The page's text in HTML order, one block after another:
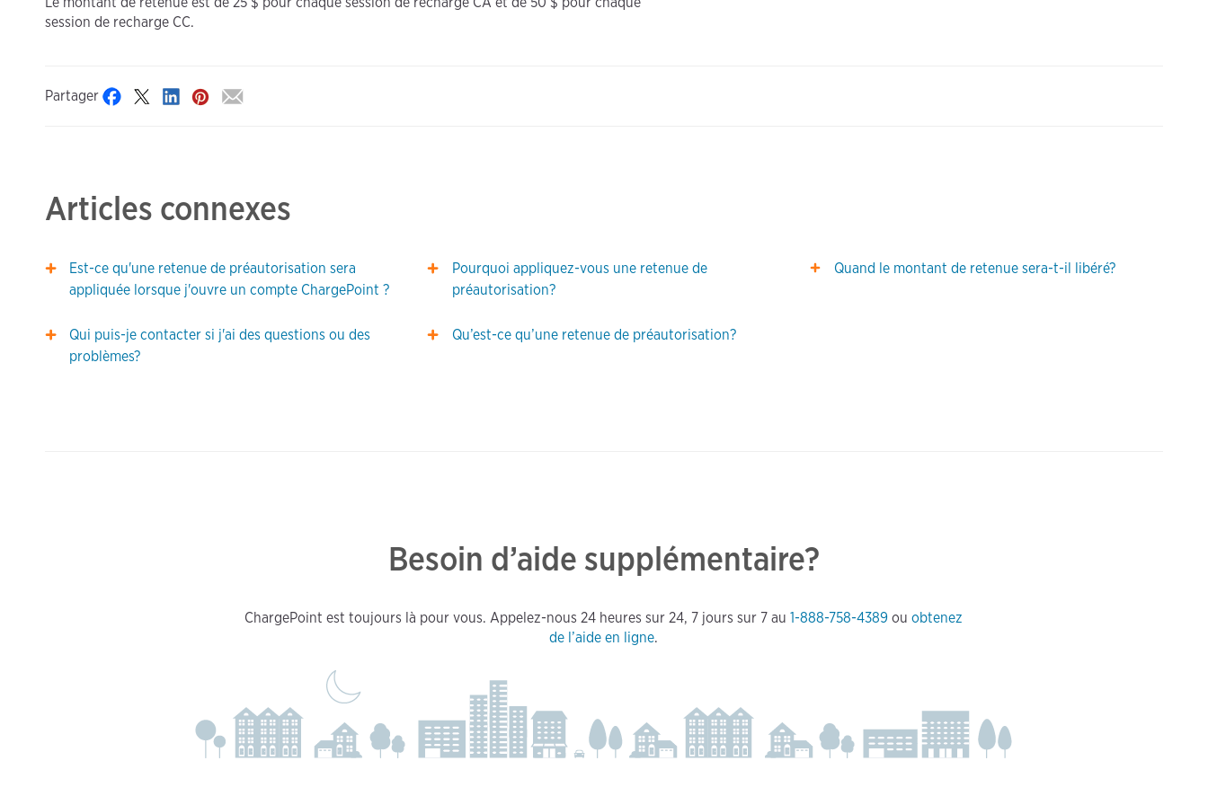
session de recharge CC.
Partager
Articles connexes
Est-ce qu'une retenue de préautorisation sera
appliquée lorsque j'ouvre un compte ChargePoint ?
Pourquoi appliquez-vous une retenue de
préautorisation?
Quand le montant de retenue sera-t-il libéré?
Qui puis-je contacter si j'ai des questions ou des
problèmes?
Qu’est-ce qu’une retenue de préautorisation?
Besoin d’aide supplémentaire?
ChargePoint est toujours là pour vous. Appelez-nous 24 heures sur 24, 7 jours sur 7 au1-888-758-4389 ouobtenez
de l’aide en ligne.